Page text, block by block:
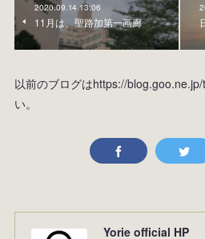
2020.09.14 13:06
11月は、聖路加第一画廊
以前のブログはhttps://
い。
Yorie official HP